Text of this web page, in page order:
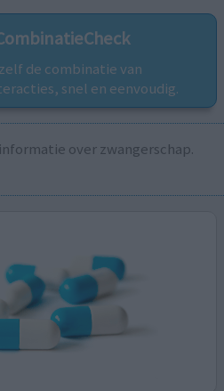
de combinatie van
snel en eenvoudig.
over zwangerschap.